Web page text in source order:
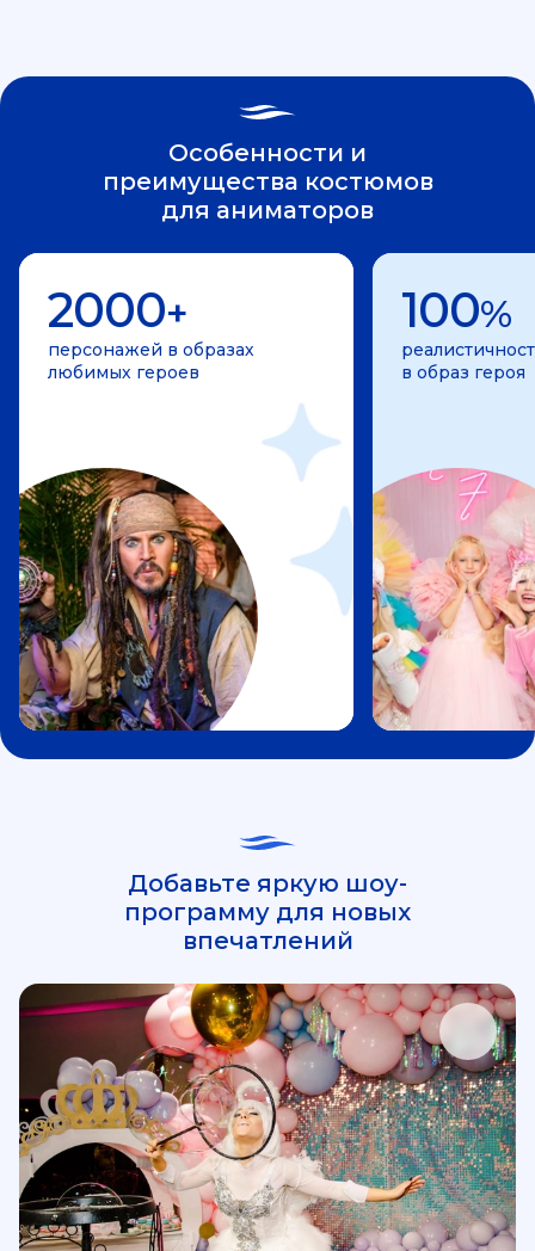
Особенности и
преимущества костюмов
для аниматоров
2000+
персонажей в образах
любимых героев
100%
в образ героя
Добавьте яркую шоу-
программу для новых
впечатлений